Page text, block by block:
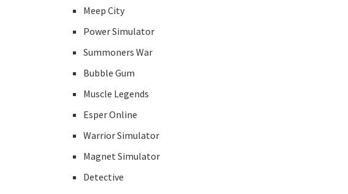
Meep City
Power Simulator
Summoners War
Bubble Gum
Muscle Legends
Esper Online
Warrior Simulator
Magnet Simulator
Detective